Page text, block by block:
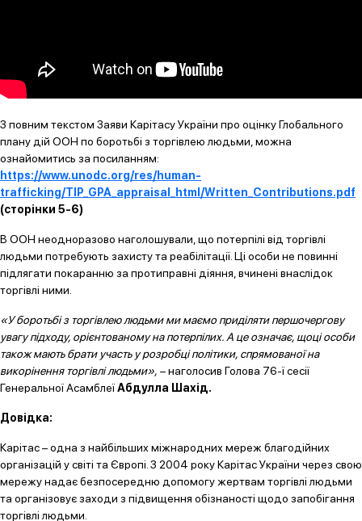
З повним текстом Заяви Карітасу України про оцінку Глобального
плану дій ООН по боротьбі з торгівлею людьми, можна
ознайомитись за посиланням:
https://www.unodc.org/res/human-
trafficking/TIP_GPA_appraisal_html/Written_Contributions.pdf
(сторінки 5-6)
В ООН неодноразово наголошували, що потерпілі від торгівлі
людьми потребують захисту та реабілітації. Ці особи не повинні
підлягати покаранню за протиправні діяння, вчинені внаслідок
торгівлі ними.
«У боротьбі з торгівлею людьми ми маємо приділяти першочергову
увагу підходу, орієнтованому на потерпілих. А це означає, щоці особи
також мають брати участь у розробці політики, спрямованої на
викорінення торгівлі людьми», – наголосив Голова 76-ї сесії
Генеральної АсамблеїАбдулла Шахід.
Довідка:
Карітас – одна з найбільших міжнародних мереж благодійних
організацій у світі та Європі. З 2004 року Карітас України через свою
мережу надає безпосередню допомогу жертвам торгівлі людьми
та організовує заходи з підвищення обізнаності щодо запобігання
торгівлі людьми.